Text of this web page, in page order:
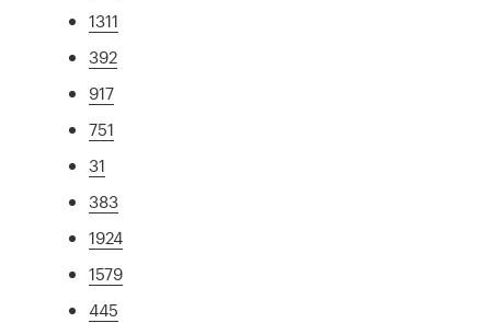
1311
392
917
751
31
383
1924
1579
445